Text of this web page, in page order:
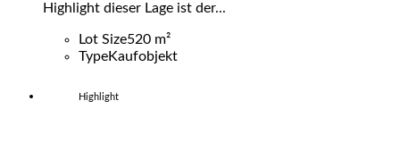
Highlight dieser Lage ist der...
Lot Size520 m²
TypeKaufobjekt
Highlight